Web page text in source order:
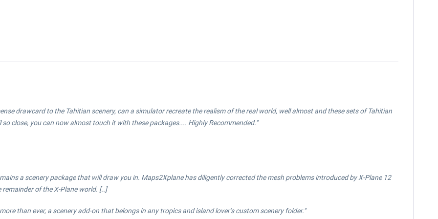
drawcard to the Tahitian scenery, can a simulator recreate the realism of the real world, well almost and these sets of Tahitian
close, you can now almost touch it with these packages.... Highly Recommended."
a scenery package that will draw you in. Maps2Xplane has diligently corrected the mesh problems introduced by X-Plane 12
of the X-Plane world. [..]
than ever, a scenery add-on that belongs in any tropics and island lover’s custom scenery folder."